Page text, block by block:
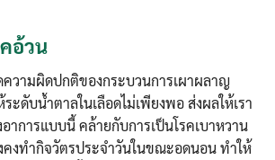
อ้วน
ความผิดปกติของกระบวนการเผาผลาญ
ะดับน้ำตาลในเลือดไม่เพียงพอ ส่งผลให้เรา
าการแบบนี้ คล้ายกับการเป็นโรคเบาหวาน
คงทำกิจวัตรประจำวันในขณะอดนอน ทำให้